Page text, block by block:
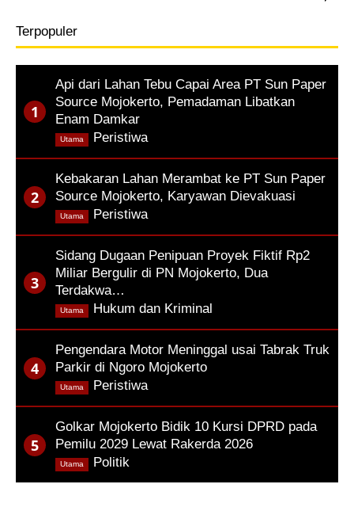
Terpopuler
Api dari Lahan Tebu Capai Area PT Sun Paper
Source Mojokerto, Pemadaman Libatkan
Enam Damkar
Peristiwa,
Utama
Kebakaran Lahan Merambat ke PT Sun Paper
Source Mojokerto, Karyawan Dievakuasi
Peristiwa,
Utama
Sidang Dugaan Penipuan Proyek Fiktif Rp2
Miliar Bergulir di PN Mojokerto, Dua
Terdakwa…
Hukum dan Kriminal
Utama
Pengendara Motor Meninggal usai Tabrak Truk
Parkir di Ngoro Mojokerto
Peristiwa,
Utama
Golkar Mojokerto Bidik 10 Kursi DPRD pada
Pemilu 2029 Lewat Rakerda 2026
Politik
Utama